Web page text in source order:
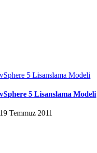
vSphere 5 Lisanslama Modeli
vSphere 5 Lisanslama Modeli
19 Temmuz 2011